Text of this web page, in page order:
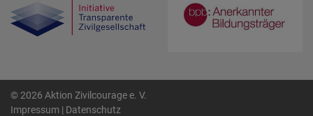
© 2026 Aktion Zivilcourage e. V.
Impressum | Datenschutz